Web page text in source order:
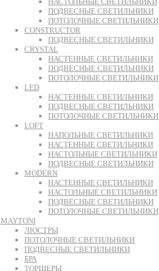
ПОДВЕСНЫЕ СВЕТИЛЬНИКИ
ПОТОЛОЧНЫЕ СВЕТИЛЬНИКИ
CONSTRUCTOR
ПОДВЕСНЫЕ СВЕТИЛЬНИКИ
CRYSTAL
НАСТЕННЫЕ СВЕТИЛЬНИКИ
ПОДВЕСНЫЕ СВЕТИЛЬНИКИ
ПОТОЛОЧНЫЕ СВЕТИЛЬНИКИ
LED
НАСТЕННЫЕ СВЕТИЛЬНИКИ
ПОДВЕСНЫЕ СВЕТИЛЬНИКИ
ПОТОЛОЧНЫЕ СВЕТИЛЬНИКИ
LOFT
НАПОЛЬНЫЕ СВЕТИЛЬНИКИ
НАСТЕННЫЕ СВЕТИЛЬНИКИ
НАСТОЛЬНЫЕ СВЕТИЛЬНИКИ
ПОДВЕСНЫЕ СВЕТИЛЬНИКИ
MODERN
НАСТЕННЫЕ СВЕТИЛЬНИКИ
НАСТОЛЬНЫЕ СВЕТИЛЬНИКИ
ПОДВЕСНЫЕ СВЕТИЛЬНИКИ
ПОТОЛОЧНЫЕ СВЕТИЛЬНИКИ
MAYTONI
ЛЮСТРЫ
ПОТОЛОЧНЫЕ СВЕТИЛЬНИКИ
ПОДВЕСНЫЕ СВЕТИЛЬНИКИ
БРА
ТОРШЕРЫ